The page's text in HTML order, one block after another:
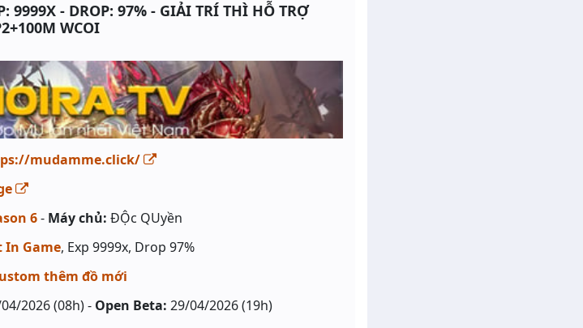
9999X - DROP: 97% - GIẢI TRÍ THÌ HỖ TRỢ
WCOI
mudamme.click/
6- Máy chủ: ĐỘc QUyền
In Game, Exp 9999x, Drop 97%
thêm đồ mới
2026 (08h) - Open Beta: 29/04/2026 (19h)